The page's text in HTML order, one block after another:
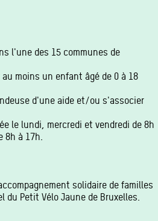
l'une des 15 communes de
moins un enfant âgé de 0 à 18
d'une aide et/ou s'associer
le lundi, mercredi et vendredi de 8h
8h à 17h.
solidaire de familles
du Petit Vélo Jaune de Bruxelles.